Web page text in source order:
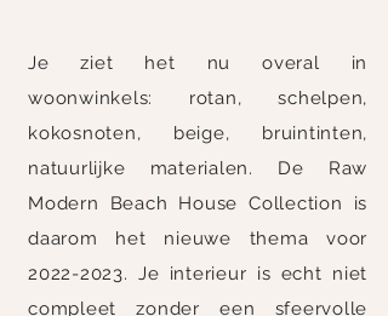
Je ziet het nu overal in
woonwinkels: rotan, schelpen,
kokosnoten, beige, bruintinten,
natuurlijke materialen.
De Raw
Modern Beach House Collection is
daarom het nieuwe thema voor
2022-2023. Je interieur is echt niet
compleet zonder een sfeervolle